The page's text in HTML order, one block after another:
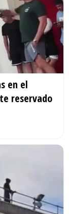
en el
reservado